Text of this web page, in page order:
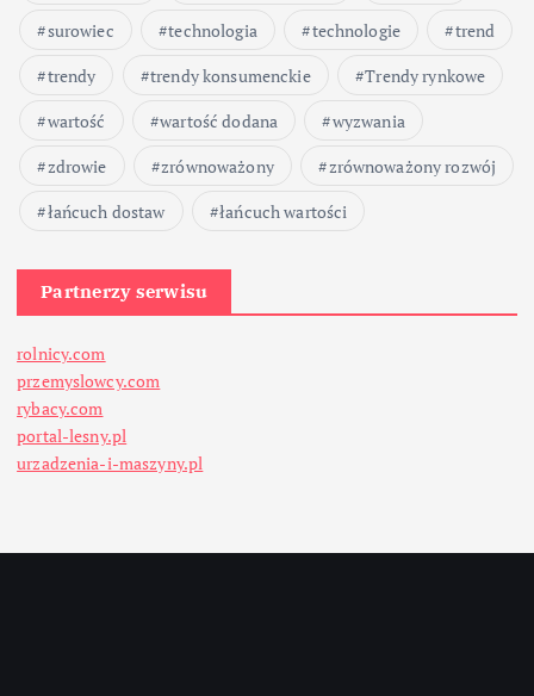
surowiec
technologia technologie
trend
trendy
trendy konsumenckie
Trendy rynkowe
wartość
wartość dodana
wyzwania
zdrowie
zrównoważony
zrównoważony rozwój
łańcuch dostaw
łańcuch wartości
Partnerzy serwisu
rolnicy.com
przemyslowcy.com
rybacy.com
portal-lesny.pl
urzadzenia-i-maszyny.pl